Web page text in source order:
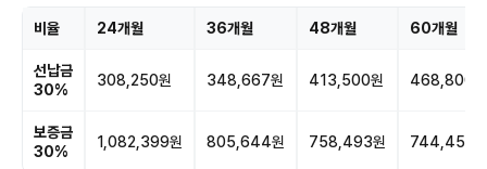
비율 24개월 36개월 48개월 60개월
선납금
30%
308,250원 348,667원 413,500원 468,800원
보증금
30%
1,082,399원 805,644원 758,493원 744,457원